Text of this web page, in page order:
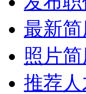
最新简
照片
推荐人